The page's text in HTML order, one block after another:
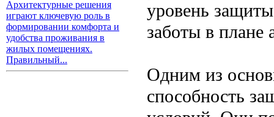
Архитектурные решения
играют ключевую роль в
формировании комфорта и
удобства проживания в
жилых помещениях.
Правильный...
уровень
заботы в плане
Одним из
способность